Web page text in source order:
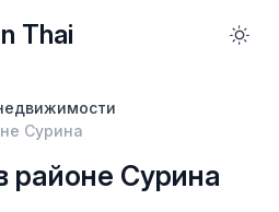
Thai
Сурина
районе Сурина